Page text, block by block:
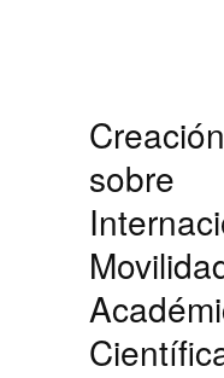
sobre